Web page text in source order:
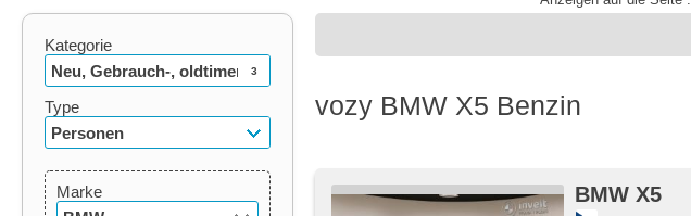
Kategorie
Neu, Gebrauch-, oldtimer
3
Type
Personen
Marke
vozy BMW X5 Benzin
BMW X5